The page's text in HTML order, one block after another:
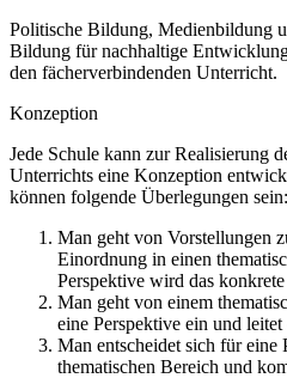
Politische Bildung, Medienbildung
Bildung für nachhaltige
den fächerverbindenden Unterricht.
Konzeption
Jede Schule kann zur Realisierung
Unterrichts eine Konzeption
können folgende Überlegungen sein:
Man geht von Vorstellungen
Einordnung in einen
Perspektive wird das
Man geht von einem
eine Perspektive ein und leitet
Man entscheidet sich für eine
thematischen Bereich und